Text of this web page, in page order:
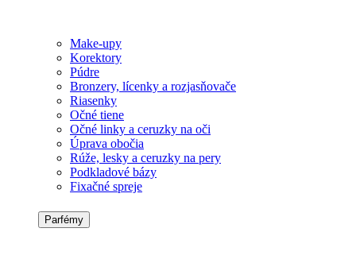
Make-upy
Korektory
Púdre
Bronzery, lícenky a rozjasňovače
Riasenky
Očné tiene
Očné linky a ceruzky na oči
Úprava obočia
Rúže, lesky a ceruzky na pery
Podkladové bázy
Fixačné spreje
Parfémy